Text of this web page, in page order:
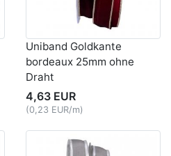
Uniband Goldkante
bordeaux 25mm ohne
Draht
4,63 EUR
(0,23 EUR/m)